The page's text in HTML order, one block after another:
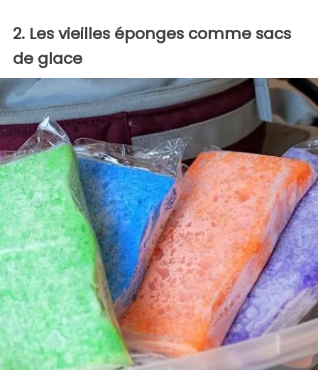
2. Les vieilles éponges comme sacs
de glace